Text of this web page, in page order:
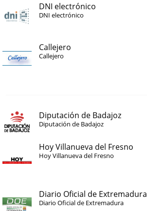
DNI electrónico
DNI electrónico
Callejero
Callejero
Diputación de Badajoz
Diputación de Badajoz
Hoy Villanueva del Fresno
Hoy Villanueva del Fresno
Diario Oficial de Extremadura
Diario Oficial de Extremadura